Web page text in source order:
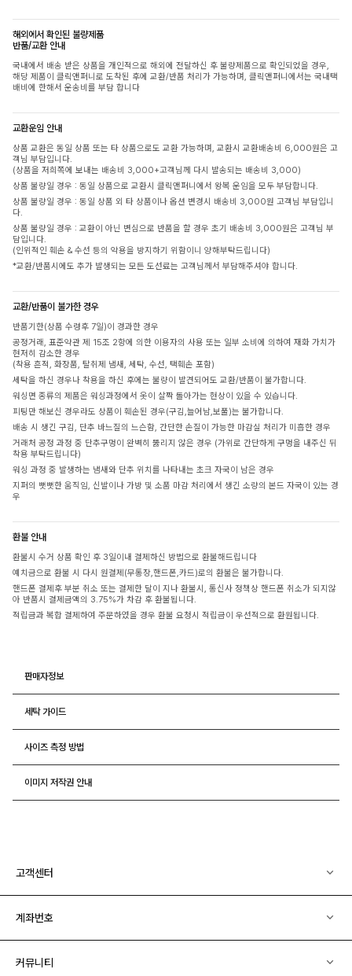
해외에서 확인된 불량제품
반품/교환 안내
국내에서 배송 받은 상품을 개인적으로 해외에 전달하신 후 불량제품으로 확인되었을 경우,
해당 제품이 클릭앤퍼니로 도착된 후에 교환/반품 처리가 가능하며, 클릭앤퍼니에서는 국내택
배비에 한해서 운송비를 부담 합니다
교환운임 안내
상품 교환은 동일 상품 또는 타 상품으로도 교환 가능하며, 교환시 교환배송비 6,000원은 고
객님 부담입니다.
(상품을 저희쪽에 보내는 배송비 3,000+고객님께 다시 발송되는 배송비 3,000)
상품 불량일 경우 : 동일 상품으로 교환시 클릭앤퍼니에서 왕복 운임을 모두 부담합니다.
상품 불량일 경우 : 동일 상품 외 타 상품이나 옵션 변경시 배송비 3,000원 고객님 부담입니
다.
상품 불량일 경우 : 교환이 아닌 변심으로 반품을 할 경우 초기 배송비 3,000원은 고객님 부
담입니다.
(인위적인 훼손 & 수선 등의 악용을 방지하기 위함이니 양해부탁드립니다)
*교환/반품시에도 추가 발생되는 모든 도선료는 고객님께서 부담해주셔야 합니다.
교환/반품이 불가한 경우
반품기한(상품 수령후 7일)이 경과한 경우
공정거래, 표준약관 제 15조 2항에 의한 이용자의 사용 또는 일부 소비에 의하여 재화 가치가
현저히 감소한 경우
(착용 흔적, 화장품, 탈취제 냄새, 세탁, 수선, 택훼손 포함)
세탁을 하신 경우나 착용을 하신 후에는 불량이 발견되어도 교환/반품이 불가합니다.
워싱면 종류의 제품은 워싱과정에서 옷이 살짝 돌아가는 현상이 있을 수 있습니다.
피팅만 해보신 경우라도 상품이 훼손된 경우(구김,늘어남,보풀)는 불가합니다.
배송 시 생긴 구김, 단추 바느질의 느슨함, 간단한 손질이 가능한 마감실 처리가 미흡한 경우
거래처 공정 과정 중 단추구멍이 완벽히 뚫리지 않은 경우 (가위로 간단하게 구멍을 내주신 뒤
착용 부탁드립니다)
워싱 과정 중 발생하는 냄새와 단추 위치를 나타내는 초크 자국이 남은 경우
지퍼의 뻣뻣한 움직임, 신발이나 가방 및 소품 마감 처리에서 생긴 소량의 본드 자국이 있는 경
우
환불 안내
환불시 수거 상품 확인 후 3일이내 결제하신 방법으로 환불해드립니다
예치금으로 환불 시 다시 원결제(무통장,핸드폰,카드)로의 환불은 불가합니다.
핸드폰 결제후 부분 취소 또는 결제한 달이 지나 환불시, 통신사 정책상 핸드폰 취소가 되지않
아 반품시 결제금액의 3.75%가 차감 후 환불됩니다.
적립금과 복합 결제하여 주문하였을 경우 환불 요청시 적립금이 우선적으로 환원됩니다.
판매자정보
세탁 가이드
사이즈 측정 방법
이미지 저작권 안내
고객센터
계좌번호
커뮤니티